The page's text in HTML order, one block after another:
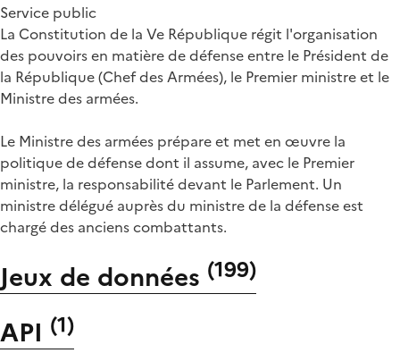
Service public
La Constitution de la Ve République régit l'organisation
des pouvoirs en matière de défense entre le Président de
la République (Chef des Armées), le Premier ministre et le
Ministre des armées.
Le Ministre des armées prépare et met en œuvre la
politique de défense dont il assume, avec le Premier
ministre, la responsabilité devant le Parlement. Un
ministre délégué auprès du ministre de la défense est
chargé des anciens combattants.
Jeux de données (199)
API (1)